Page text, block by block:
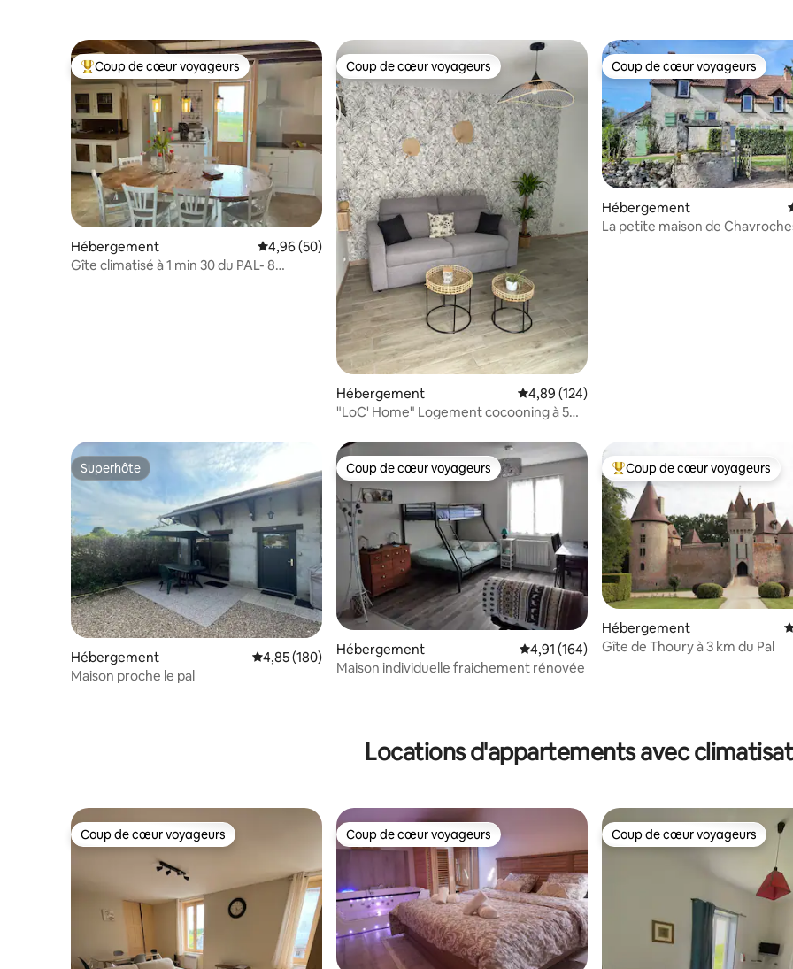
Coups de cœur voyageurs les plus appréciés
Coup de cœur voyageurs
Hébergement Évaluation moyenne sur la base de 50 commentaires : 4,96 sur 5
4,96 (50)
Gîte climatisé à 1 min 30 du PAL- 8
Coup de cœur voyageurs
Coup de cœur voyageurs
Hébergement Évaluation moyenne sur la base de 124
4,89 (124)
"LoC' Home" Logement cocooning à 5
Coup de cœur voyageurs
Coup de cœur voyageurs
Hébergement
La petite maison de
Superhôte
Superhôte
Hébergement Évaluation moyenne sur la base de 180 commentaires : 4,85 sur 5
4,85 (180)
Maison proche le pal
Coup de cœur voyageurs
Coup de cœur voyageurs
Hébergement Évaluation moyenne sur la base de 164
4,91 (164)
Maison individuelle fraichement rénovée
Coups de cœur voyageurs les
Coup de cœur voyageurs
Hébergement
Gîte de Thoury à 3 km du Pal
Locations d'appartements avec
Coup de cœur voyageurs
Coup de cœur voyageurs Coup de cœur voyageurs
Coup de cœur voyageurs Coup de cœur voyageurs
Coup de cœur voyageurs